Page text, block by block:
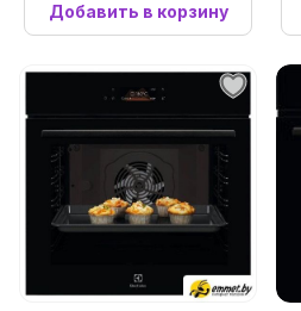
Добавить в корзину